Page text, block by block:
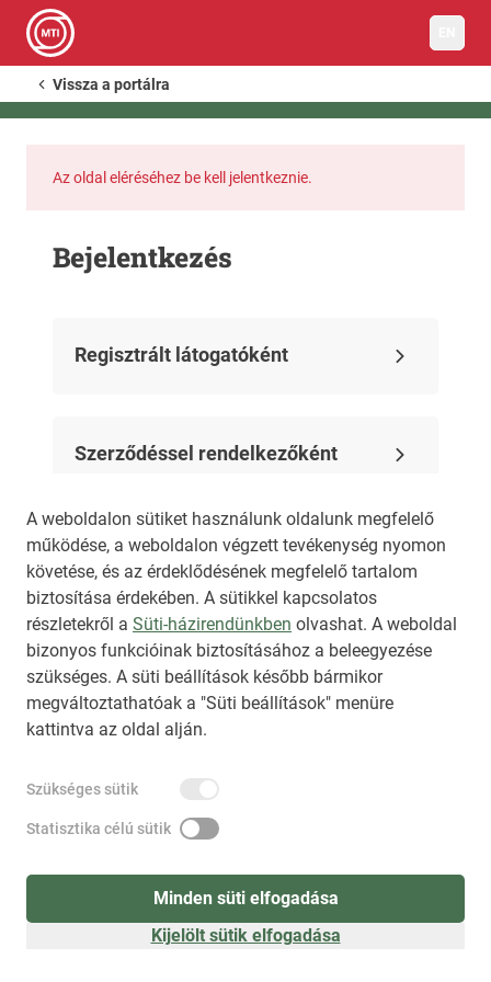
A weboldalon sütiket használunk oldalunk megfelelő
működése, a weboldalon végzett tevékenység nyomon
követése, és az érdeklődésének megfelelő tartalom
biztosítása érdekében. A sütikkel kapcsolatos
részletekről a Süti-házirendünkben olvashat. A weboldal
bizonyos funkcióinak biztosításához a beleegyezése
szükséges. A süti beállítások később bármikor
megváltoztathatóak a "Süti beállítások" menüre
kattintva az oldal alján.
Szükséges sütik
Statisztika célú sütik
Minden süti elfogadása
Kijelölt sütik elfogadása
Vissza a portálra
Az oldal eléréséhez be kell jelentkeznie.
Bejelentkezés
Regisztrált látogatóként
Szerződéssel rendelkezőként
Regisztráció(látogatóként)